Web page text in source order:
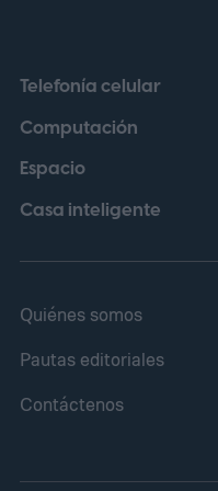
Telefonía celular
Computación
Espacio
Casa inteligente
Quiénes somos
Pautas editoriales
Contáctenos